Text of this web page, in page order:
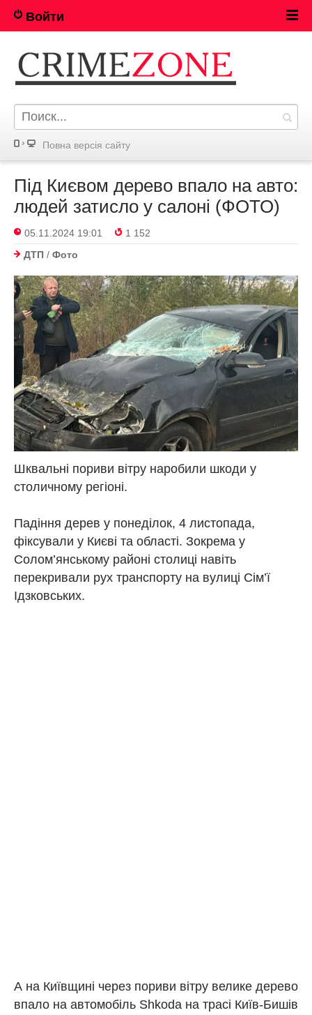
Войти
Повна версія сайту
Під Києвом дерево впало на авто:
людей затисло у салоні (ФОТО)
05.11.2024 19:01
1 152
ДТП / Фото
Шквальні пориви вітру наробили шкоди у
столичному регіоні.
Падіння дерев у понеділок, 4 листопада,
фіксували у Києві та області. Зокрема у
Солом’янському районі столиці навіть
перекривали рух транспорту на вулиці Сім’ї
Ідзковських.
А на Київщині через пориви вітру велике дерево
впало на автомобіль Shkoda на трасі Київ-Бишів